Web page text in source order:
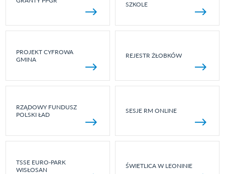
SZKOLE
PROJEKT CYFROWA
GMINA
REJESTR ŻŁOBKÓW
RZĄDOWY FUNDUSZ
POLSKI ŁAD
SESJE RM ONLINE
TSSE EURO-PARK
WISŁOSAN
ŚWIETLICA W LEONINIE